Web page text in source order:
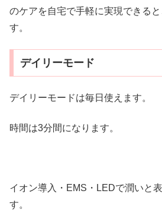
のケアを自宅で手軽に実現できる
す。
デイリーモード
デイリーモードは毎日使えます。
時間は3分間になります。
イオン導入・EMS・LEDで潤いと
す。